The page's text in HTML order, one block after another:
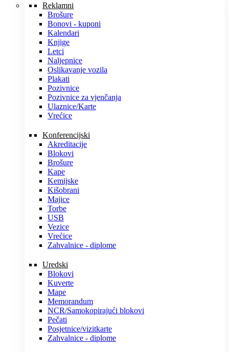
Reklamni
Brošure
Bonovi - kuponi
Kalendari
Knjige
Letci
Naljepnice
Oslikavanje vozila
Plakati
Pozivnice
Pozivnice za vjenčanja
Ulaznice/Karte
Vrećice
Konferencijski
Akreditacije
Blokovi
Brošure
Kape
Kemijske
Kišobrani
Majice
Torbe
USB
Vezice
Vrećice
Zahvalnice - diplome
Uredski
Blokovi
Kuverte
Mape
Memorandum
NCR/Samokopirajući blokovi
Pečati
Posjetnice/vizitkarte
Zahvalnice - diplome